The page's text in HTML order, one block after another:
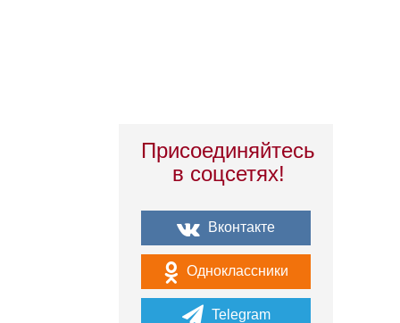
Присоединяйтесь
в соцсетях!
Вконтакте
Одноклассники
Telegram